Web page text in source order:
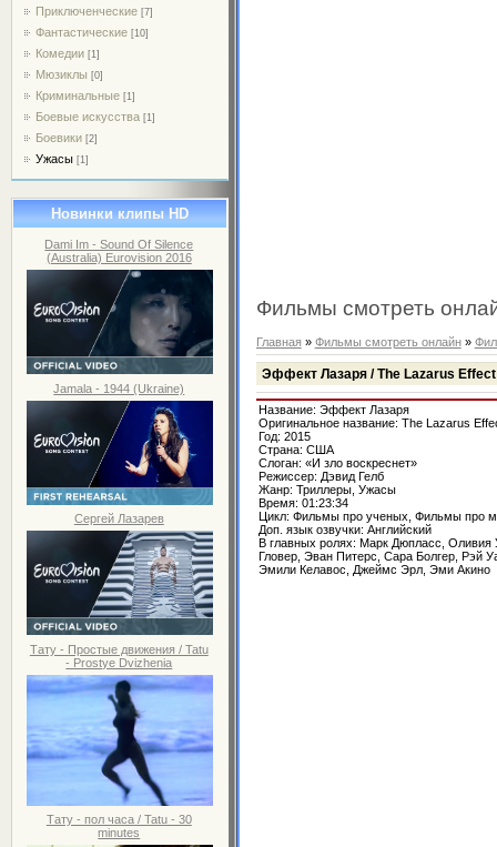
Приключенческие [7]
Фантастические [10]
Комедии [1]
Мюзиклы [0]
Криминальные [1]
Боевые искусства [1]
Боевики [2]
Ужасы [1]
Новинки клипы HD
Dami Im - Sound Of Silence
(Australia) Eurovision 2016
Jamala - 1944 (Ukraine)
Сергей Лазарев
Тату - Простые движения / Tatu
- Prostye Dvizhenia
Тату - пол часа / Tatu - 30
minutes
Фильмы смотреть
Главная » Фильмы смотреть онлайн»
Эффект Лазаря / The Lazarus
Название: Эффект Лазаря
Оригинальное название: The Lazarus
Год: 2015
Страна: США
Слоган: «И зло воскреснет»
Режиссер: Дэвид Гелб
Жанр: Триллеры, Ужасы
Время: 01:23:34
Цикл: Фильмы про ученых, Фильмы про
Доп. язык озвучки: Английский
В главных ролях: Марк Дюпласс, Оливия
Гловер, Эван Питерс, Сара Болгер, Рэй
Эмили Келавос, Джеймс Эрл, Эми Акино